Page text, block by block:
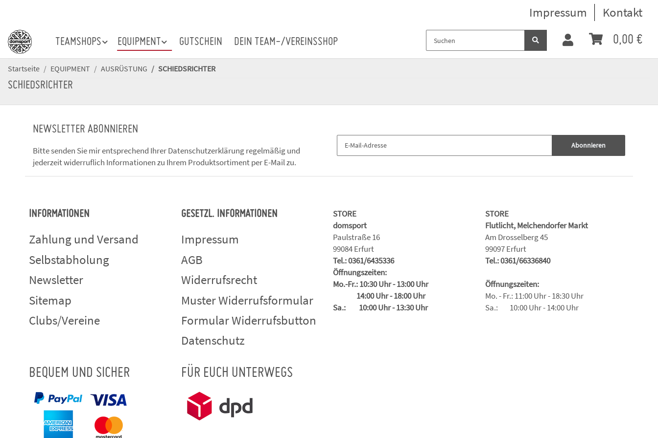
Impressum Kontakt
0,00 €
TEAMSHOPS EQUIPMENT GUTSCHEIN DEIN TEAM-/VEREINSSHOP
Startseite EQUIPMENT AUSRÜSTUNG SCHIEDSRICHTER
SCHIEDSRICHTER
NEWSLETTER ABONNIEREN
Bitte senden Sie mir entsprechend IhrerDatenschutzerklärungregelmäßig und
jederzeit widerruflich Informationen zu Ihrem Produktsortiment per E-Mail zu.
Abonnieren
INFORMATIONEN
Zahlung und Versand
Selbstabholung
Newsletter
Sitemap
Clubs/Vereine
GESETZL. INFORMATIONEN
Impressum
AGB
Widerrufsrecht
Muster Widerrufsformular
Formular Widerrufsbutton
Datenschutz
STORE
domsport
Paulstraße 16
99084 Erfurt
Tel.: 0361/6435336
Öffnungszeiten:
Mo.-Fr.: 10:30 Uhr - 13:00 Uhr
14:00 Uhr - 18:00 Uhr
Sa.: 10:00 Uhr - 13:30 Uhr
STORE
Flutlicht, Melchendorfer Markt
Am Drosselberg 45
99097 Erfurt
Tel.: 0361/66336840
Öffnungszeiten:
Mo. - Fr.: 11:00 Uhr - 18:30 Uhr
Sa.: 10:00 Uhr - 14:00 Uhr
BEQUEM UND SICHER FÜR EUCH UNTERWEGS